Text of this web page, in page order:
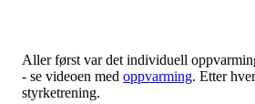
Aller først var det individuell
- se videoen med oppvarming. Etter
styrketrening.